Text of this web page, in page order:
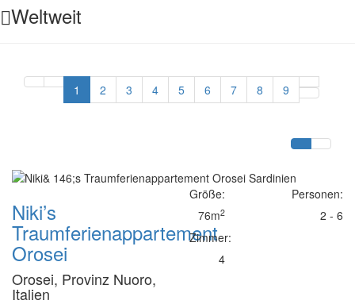
Weltweit
1 2 3 4 5 6 7 8 9
Niki’s
Traumferienappartement
Orosei
Orosei, Provinz Nuoro,
Italien
Größe:
76m2
Zimmer:
4
Personen:
2 - 6